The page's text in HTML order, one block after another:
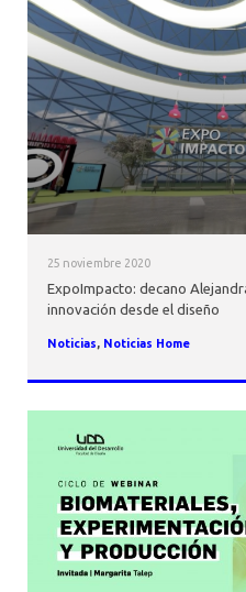
25 noviembre 2020
ExpoImpacto: decano
innovación desde el diseño
Noticias, Noticias Home